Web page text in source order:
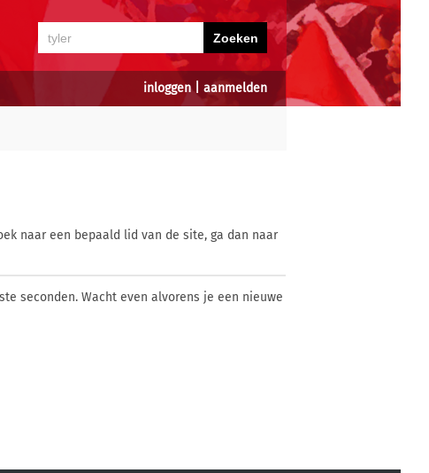
inloggen| aanmelden
naar een bepaald lid van de site, ga dan naar
seconden. Wacht even alvorens je een nieuwe